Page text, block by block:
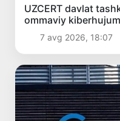
UZCERT davlat
ommaviy
7 avg 2026, 18:07